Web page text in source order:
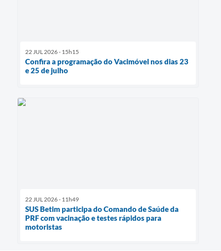
22 JUL 2026 - 15h15
Confira a programação do Vacimóvel nos dias 23
e 25 de julho
22 JUL 2026 - 11h49
SUS Betim participa do Comando de Saúde da
PRF com vacinação e testes rápidos para
motoristas